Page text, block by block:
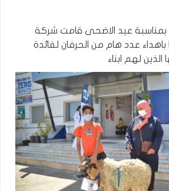
عيد الاضحى قامت شركة
Bontaz Tunisie باهداء عدد هام من الحرفان لفائدة
الذين لهم ابناء